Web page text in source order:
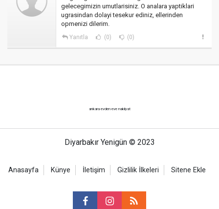
gelecegimizin umutlarisiniz. O analara yaptiklari
ugrasindan dolayi tesekur ediniz, ellerinden
opmenizi dilerim.
Yanıtla (0) (0)
ankara evden eve nakliyat
Diyarbakır Yenigün © 2023
Anasayfa Künye İletişim Gizlilik İlkeleri Sitene Ekle